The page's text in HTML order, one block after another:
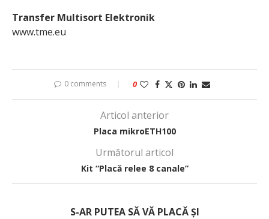
Transfer Multisort Elektronik
www.tme.eu
0 comments 0
Articol anterior
Placa mikroETH100
Următorul articol
Kit “Placă relee 8 canale”
S-AR PUTEA SĂ VĂ PLACĂ ȘI